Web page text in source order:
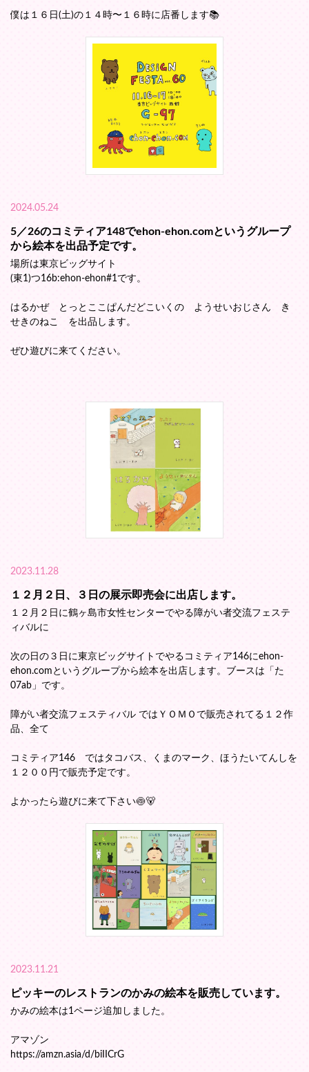
僕は１６日(土)の１４時〜１６時に店番します📚️
2024.05.24
5／26のコミティア148でehon-ehon.comというグループ
から絵本を出品予定です。
場所は東京ビッグサイト
(東1)つ16b:ehon-ehon#1です。
はるかぜ とっとここぱんだどこいくの ようせいおじさん き
せきのねこ を出品します。
ぜひ遊びに来てください。
2023.11.28
１２月２日、３日の展示即売会に出店します。
１２月２日に鶴ヶ島市女性センターでやる障がい者交流フェステ
ィバルに
次の日の３日に東京ビッグサイトでやるコミティア146にehon-
ehon.comというグループから絵本を出店します。ブースは「た
07ab」です。
障がい者交流フェスティバル ではＹＯＭＯで販売されてる１２作
品、全て
コミティア146 ではタコバス、くまのマーク、ほうたいてんしを
１２００円で販売予定です。
よかったら遊びに来て下さい🍥🐻
2023.11.21
ピッキーのレストランのかみの絵本を販売しています。
かみの絵本は1ページ追加しました。
アマゾン
https://amzn.asia/d/biIICrG